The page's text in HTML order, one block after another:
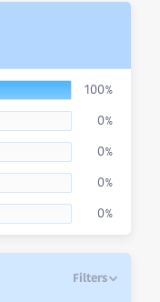
100%
0%
0%
0%
0%
Filters